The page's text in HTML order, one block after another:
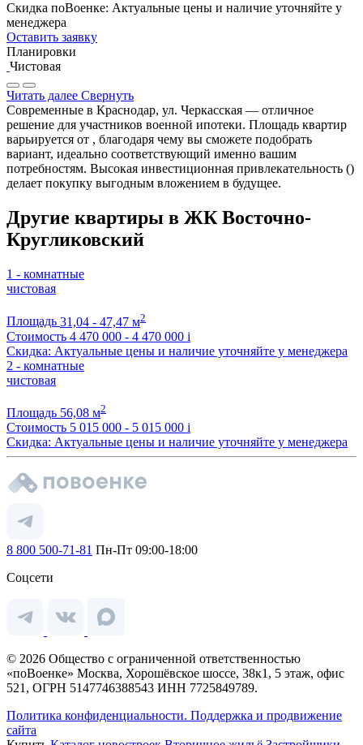
Скидка поВоенке: Актуальные цены и наличие уточняйте у
менеджера
Оставить заявку
Планировки
Чистовая
Читать далее Свернуть
Современные в Краснодар, ул. Черкасская — отличное
решение для участников военной ипотеки. Площадь квартир
варьируется от , благодаря чему вы сможете подобрать
вариант, идеально соответствующий именно вашим
потребностям. Высокая инвестиционная привлекательность ()
делает покупку выгодным вложением в будущее.
Другие квартиры в ЖК Восточно-
Кругликовский
1 - комнатные
чистовая
Площадь 31,04 - 47,47 м2
Стоимость 4 470 000 - 4 470 000 i
Скидка: Актуальные цены и наличие уточняйте у менеджера
2 - комнатные
чистовая
Площадь 56,08 м2
Стоимость 5 015 000 - 5 015 000 i
Скидка: Актуальные цены и наличие уточняйте у менеджера
8 800 500-71-81 Пн-Пт 09:00-18:00
Соцсети
© 2026 Общество с ограниченной ответственностью
«поВоенке» Москва, Хорошёвское шоссе, 38к1, 5 этаж, офис
521, ОГРН 5147746388543 ИНН 7725849789.
Политика конфиденциальности. Поддержка и продвижение
сайта